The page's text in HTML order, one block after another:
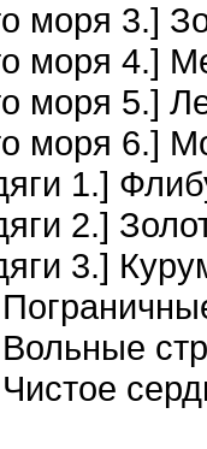
моря 3.]
моря 4.]
моря 5.]
моря 6.]
1.]
2.]
3.]